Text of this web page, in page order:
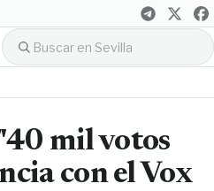
mil votos
con el Vox